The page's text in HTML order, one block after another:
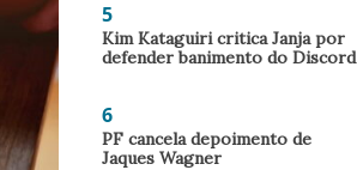
5
Kim Kataguiri critica Janja por
defender banimento do Discord
6
PF cancela depoimento de
Jaques Wagner